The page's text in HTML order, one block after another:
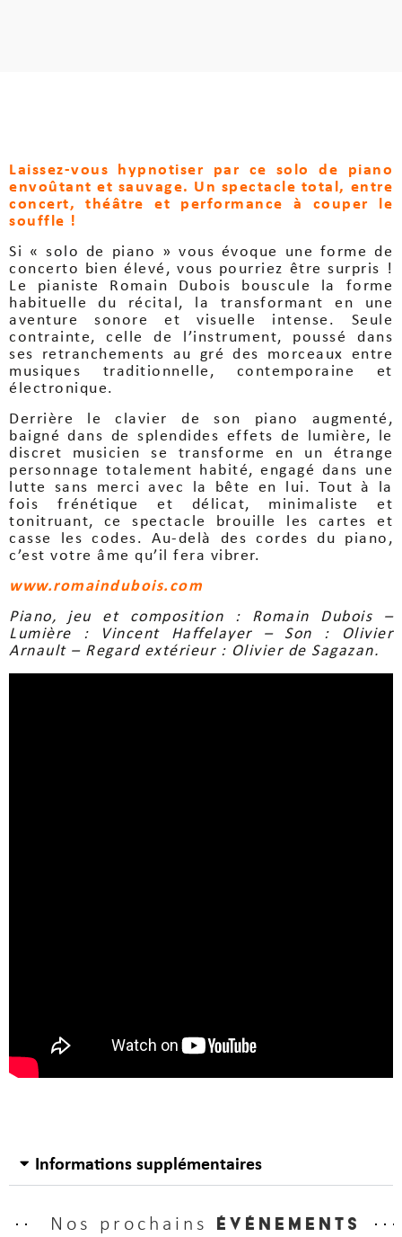
Laissez-vous hypnotiser par ce solo de piano
envoûtant et sauvage. Un spectacle total, entre
concert, théâtre et performance à couper le
souffle !
Si « solo de piano » vous évoque une forme de
concerto bien élevé, vous pourriez être surpris !
Le pianiste Romain Dubois bouscule la forme
habituelle du récital, la transformant en une
aventure sonore et visuelle intense. Seule
contrainte, celle de l’instrument, poussé dans
ses retranchements au gré des morceaux entre
musiques traditionnelle, contemporaine et
électronique.
Derrière le clavier de son piano augmenté,
baigné dans de splendides effets de lumière, le
discret musicien se transforme en un étrange
personnage totalement habité, engagé dans une
lutte sans merci avec la bête en lui. Tout à la
fois frénétique et délicat, minimaliste et
tonitruant, ce spectacle brouille les cartes et
casse les codes. Au-delà des cordes du piano,
c’est votre âme qu’il fera vibrer.
www.romaindubois.com
Piano, jeu et composition : Romain Dubois –
Lumière : Vincent Haffelayer – Son : Olivier
Arnault – Regard extérieur : Olivier de Sagazan.
Informations supplémentaires
Nos prochains événements